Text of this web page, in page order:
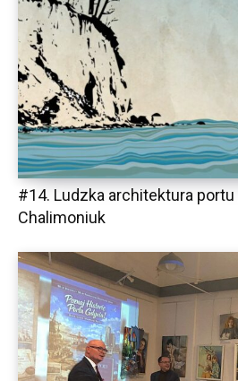
#14. Ludzka architektura portu
Chalimoniuk